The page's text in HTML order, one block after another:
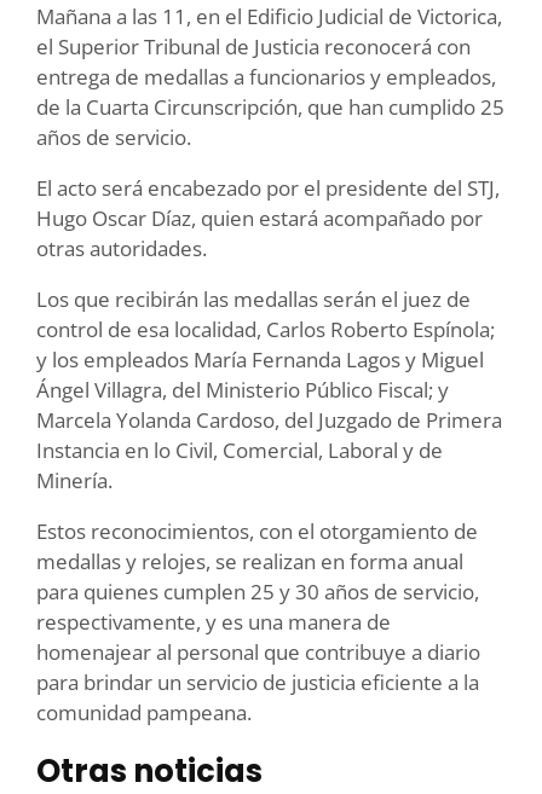
Mañana a las 11, en el Edificio Judicial de Victorica,
el Superior Tribunal de Justicia reconocerá con
entrega de medallas a funcionarios y empleados,
de la Cuarta Circunscripción, que han cumplido 25
años de servicio.
El acto será encabezado por el presidente del STJ,
Hugo Oscar Díaz, quien estará acompañado por
otras autoridades.
Los que recibirán las medallas serán el juez de
control de esa localidad, Carlos Roberto Espínola;
y los empleados María Fernanda Lagos y Miguel
Ángel Villagra, del Ministerio Público Fiscal; y
Marcela Yolanda Cardoso, del Juzgado de Primera
Instancia en lo Civil, Comercial, Laboral y de
Minería.
Estos reconocimientos, con el otorgamiento de
medallas y relojes, se realizan en forma anual
para quienes cumplen 25 y 30 años de servicio,
respectivamente, y es una manera de
homenajear al personal que contribuye a diario
para brindar un servicio de justicia eficiente a la
comunidad pampeana.​
Otras noticias